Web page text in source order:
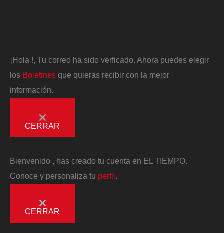
¡Hola !, Tu correo ha sido verficado. Ahora puedes elegir
los Boletines que quieras recibir con la mejor
información.
CERRAR
Bienvenido
, has creado tu cuenta en EL TIEMPO.
Conoce y personaliza tu perfil
CERRAR